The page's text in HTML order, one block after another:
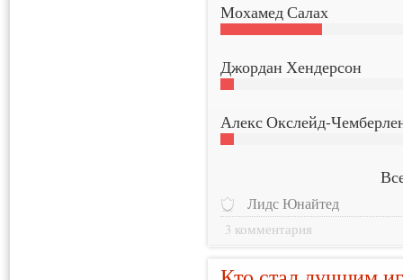
Мохамед Салах
Джордан Хендерсон
Алекс Окслейд-
Лидс Юнайтед
3 комментария